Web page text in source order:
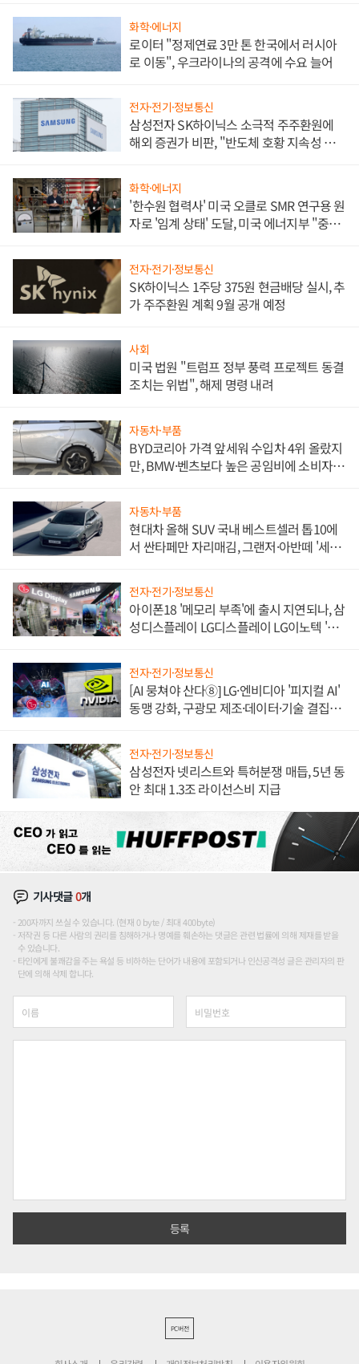
화학·에너지
로이터 "정제연료 3만 톤 한국에서 러시아
로 이동", 우크라이나의 공격에 수요 늘어
전자·전기·정보통신
삼성전자 SK하이닉스 소극적 주주환원에
해외 증권가 비판, "반도체 호황 지속성 의
화학·에너지
'한수원 협력사' 미국 오클로 SMR 연구용 원
자로 '임계 상태' 도달, 미국 에너지부 "중요
전자·전기·정보통신
SK하이닉스 1주당 375원 현금배당 실시, 추
가 주주환원 계획 9월 공개 예정
사회
미국 법원 "트럼프 정부 풍력 프로젝트 동결
조치는 위법", 해제 명령 내려
자동차·부품
BYD코리아 가격 앞세워 수입차 4위 올랐지
만, BMW·벤츠보다 높은 공임비에 소비자
자동차·부품
현대차 올해 SUV 국내 베스트셀러 톱10에
서 싼타페만 자리매김, 그랜저·아반떼 '세단
전자·전기·정보통신
아이폰18 '메모리 부족'에 출시 지연되나, 삼
성디스플레이 LG디스플레이 LG이노텍 '탈
전자·전기·정보통신
[AI 뭉쳐야 산다⑧] LG·엔비디아 '피지컬 AI'
동맹 강화, 구광모 제조·데이터·기술 결집
전자·전기·정보통신
삼성전자 넷리스트와 특허분쟁 매듭, 5년 동
안 최대 1.3조 라이선스비 지급
기사댓글0개
200자까지 쓰실 수 있습니다. (현재 0 byte / 최대 400byte)
저작권 등 다른 사람의 권리를 침해하거나 명예를 훼손하는 댓글은 관련 법률에 의해 제재를 받을
수 있습니다.
타인에게 불쾌감을 주는 욕설 등 비하하는 단어가 내용에 포함되거나 인신공격성 글은 관리자의 판
단에 의해 삭제 합니다.
PC버전